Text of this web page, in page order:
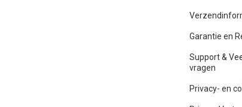
Garantie en
Support &
vragen
Privacy- en